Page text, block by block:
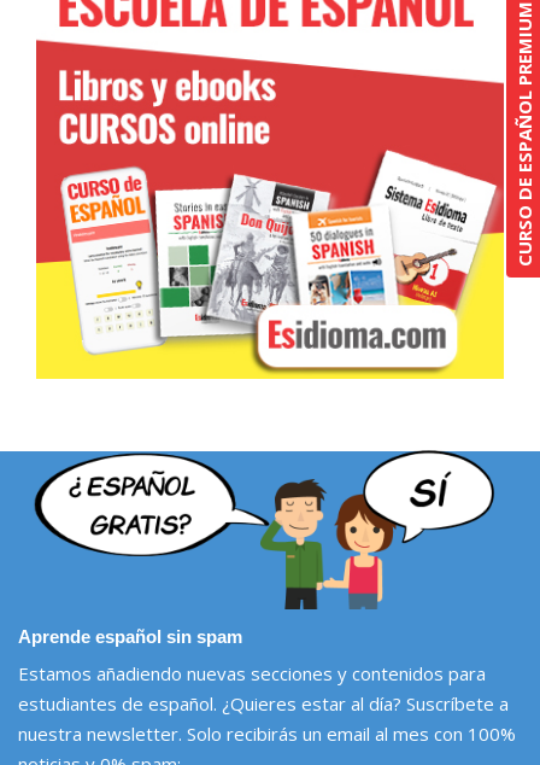
CURSO DE ESPAÑOL PREMIUM
Aprende español sin spam
Estamos añadiendo nuevas secciones y contenidos para
estudiantes de español. ¿Quieres estar al día? Suscríbete a
nuestra newsletter. Solo recibirás un email al mes con 100%